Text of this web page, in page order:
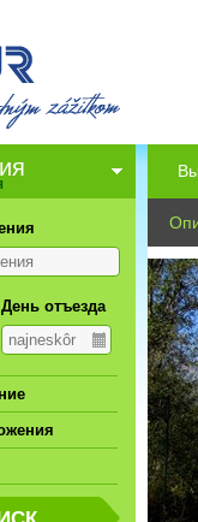
День отъезда